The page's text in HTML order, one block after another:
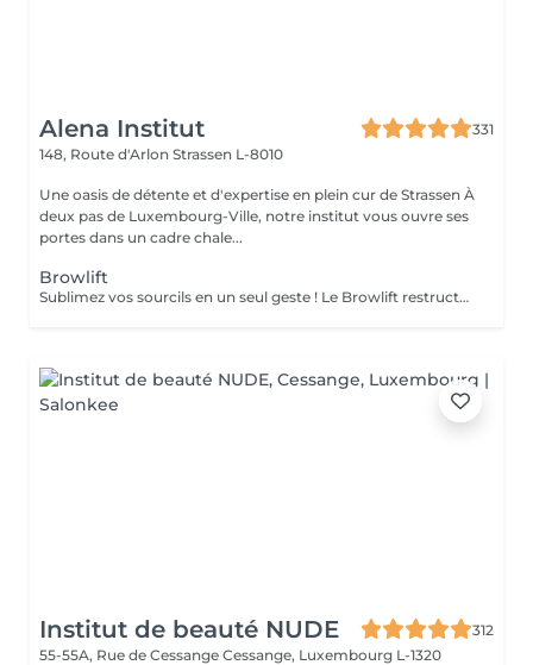
Alena Institut
331
148, Route d'Arlon Strassen L-8010
Une oasis de détente et d'expertise en plein cur de Strassen À
deux pas de Luxembourg-Ville, notre institut vous ouvre ses
portes dans un cadre chale...
Browlift
Sublimez vos sourcils en un seul geste ! Le Browlift restructure et redessine vos sourcils pour un effet lifté, naturel et harmonieux. Le soin Bo Repaire nourrit et fortifie vos poils, tandis que la teinture apporte intensité et uniformité pour un résultat éclatant. Prestation rapide et efficace en seulement 45 minutes pour des sourcils parfaitement définis, soignés et irrésistibles !
Institut de beauté NUDE
312
55-55A, Rue de Cessange Cessange, Luxembourg L-1320